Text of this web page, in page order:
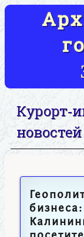
Курорт-
новостей